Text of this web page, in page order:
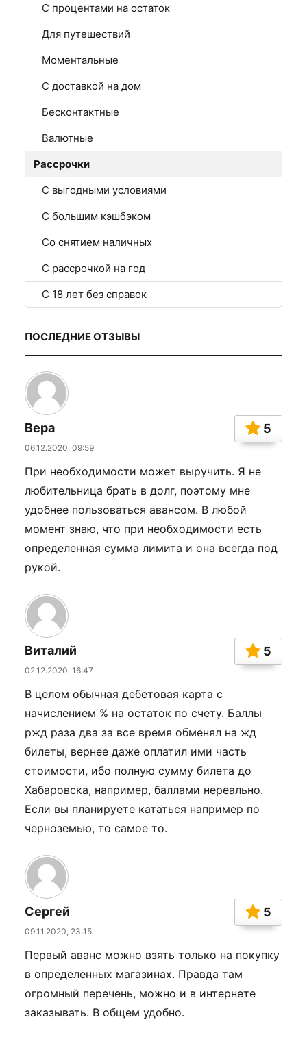
С процентами на остаток
Для путешествий
Моментальные
С доставкой на дом
Бесконтактные
Валютные
Рассрочки
С выгодными условиями
С большим кэшбэком
Со снятием наличных
С рассрочкой на год
С 18 лет без справок
ПОСЛЕДНИЕ ОТЗЫВЫ
Вера
06.12.2020, 09:59
5
При необходимости может выручить. Я не
любительница брать в долг, поэтому мне
удобнее пользоваться авансом. В любой
момент знаю, что при необходимости есть
определенная сумма лимита и она всегда под
рукой.
Виталий
02.12.2020, 16:47
5
В целом обычная дебетовая карта с
начислением % на остаток по счету. Баллы
ржд раза два за все время обменял на жд
билеты, вернее даже оплатил ими часть
стоимости, ибо полную сумму билета до
Хабаровска, например, баллами нереально.
Если вы планируете кататься например по
черноземью, то самое то.
Сергей
09.11.2020, 23:15
5
Первый аванс можно взять только на покупку
в определенных магазинах. Правда там
огромный перечень, можно и в интернете
заказывать. В общем удобно.